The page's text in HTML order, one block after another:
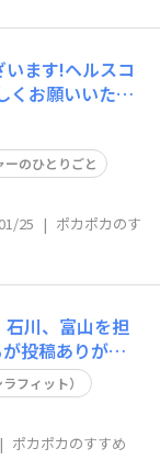
ます!ヘルスコ
くお願いいたし
してますが、お
は対策失敗に終
でしょうか？
ーのひとりごと
01/25 | ポカポカのす
川、富山を担
投稿ありがと
❄️今日は滋賀
。全国的に寒波
気をつけてくだ
フィット）
| ポカポカのすすめ